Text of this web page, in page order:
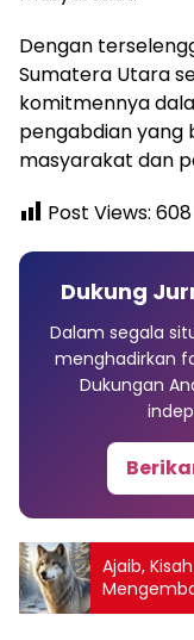
Dengan
Sumatera Utara
komitmennya
pengabdian yang
masyarakat dan
Post Views: 608
Dukung
Dalam segala
menghadirkan
Dukungan
Ajaib,
Nasional